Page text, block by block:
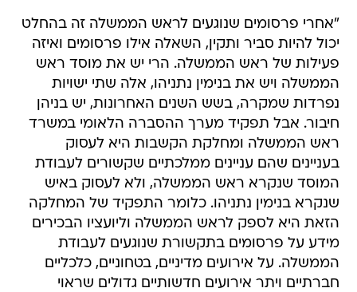
"אחרי פרסומים שנוגעים לראש הממשלה זה בהחלט
יכול להיות סביר ותקין, השאלה אילו פרסומים ואיזה
פעילות של ראש הממשלה. הרי יש את מוסד ראש
הממשלה ויש את בנימין נתניהו, אלה שתי ישויות
נפרדות שמקרה, בשש השנים האחרונות, יש בניהן
חיבור. אבל תפקיד מערך ההסברה הלאומי במשרד
ראש הממשלה ומחלקת הקשבות היא לעסוק
בעניינים שהם עניינים ממלכתיים שקשורים לעבודת
המוסד שנקרא ראש הממשלה, ולא לעסוק באיש
שנקרא בנימין נתניהו. כלומר התפקיד של המחלקה
הזאת היא לספק לראש הממשלה וליועציו הבכירים
מידע על פרסומים בתקשורת שנוגעים לעבודת
הממשלה. על אירועים מדיניים, בטחוניים, כלכליים
חברתיים ויתר אירועים חדשותיים גדולים שראוי